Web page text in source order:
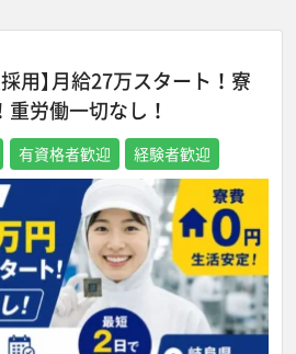
用】月給27万スタート！寮
労働一切なし！
有資格者歓迎 経験者歓迎